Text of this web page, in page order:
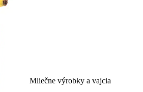
Mliečne výrobky a vajcia